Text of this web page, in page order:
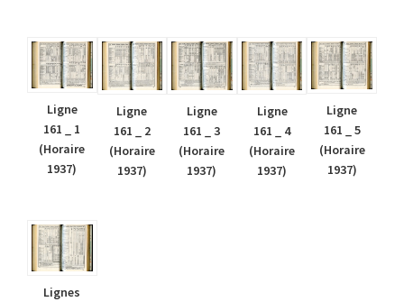
Ligne
161 _ 1
(Horaire
1937)
Ligne
161 _ 2
(Horaire
1937)
Ligne
161 _ 3
(Horaire
1937)
Ligne
161 _ 4
(Horaire
1937)
Ligne
161 _ 5
(Horaire
1937)
Lignes